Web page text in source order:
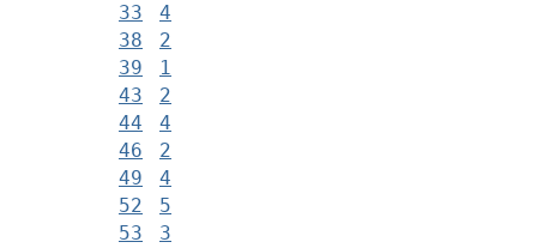
33
4
38
2
39
1
43
2
44
4
46
2
49
4
52
5
53
3